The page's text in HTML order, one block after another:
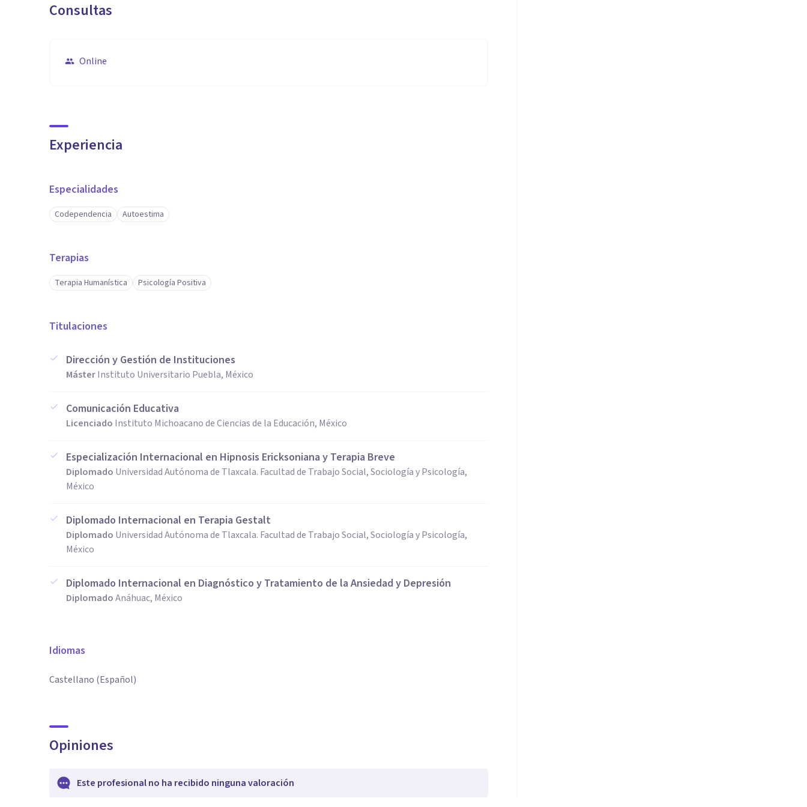
Consultas
Online
Experiencia
Especialidades
Codependencia Autoestima
Terapias
Terapia Humanística Psicología Positiva
Titulaciones
Dirección y Gestión de Instituciones
MásterInstituto Universitario Puebla, México
Comunicación Educativa
Licenciado Instituto Michoacano de Ciencias de la Educación, México
Especialización Internacional en Hipnosis Ericksoniana y Terapia Breve
Diplomado Universidad Autónoma de Tlaxcala. Facultad de Trabajo Social, Sociología y Psicología,
México
Diplomado Internacional en Terapia Gestalt
Diplomado Universidad Autónoma de Tlaxcala. Facultad de Trabajo Social, Sociología y Psicología,
México
Diplomado Internacional en Diagnóstico y Tratamiento de la Ansiedad y Depresión
DiplomadoAnáhuac, México
Idiomas
Castellano (Español)
Opiniones
Este profesional no ha recibido ninguna valoración